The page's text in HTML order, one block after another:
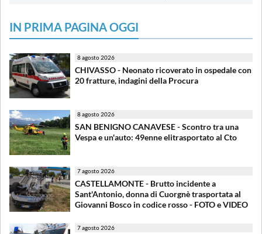
IN PRIMA PAGINA OGGI
8 agosto 2026
CHIVASSO - Neonato ricoverato in ospedale con
20 fratture, indagini della Procura
8 agosto 2026
SAN BENIGNO CANAVESE - Scontro tra una
Vespa e un'auto: 49enne elitrasportato al Cto
7 agosto 2026
CASTELLAMONTE - Brutto incidente a
Sant'Antonio, donna di Cuorgnè trasportata al
Giovanni Bosco in codice rosso - FOTO e VIDEO
7 agosto 2026